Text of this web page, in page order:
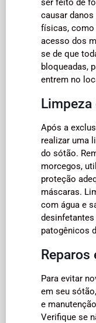
ser feito de
causar
físicas, como
acesso dos
se de que
bloqueadas,
entrem no
Limpeza
Após a
realizar uma
do sótão.
morcegos,
proteção
máscaras.
com água e
patogênicos
Reparos
Para evitar
em seu
e
Verifique se